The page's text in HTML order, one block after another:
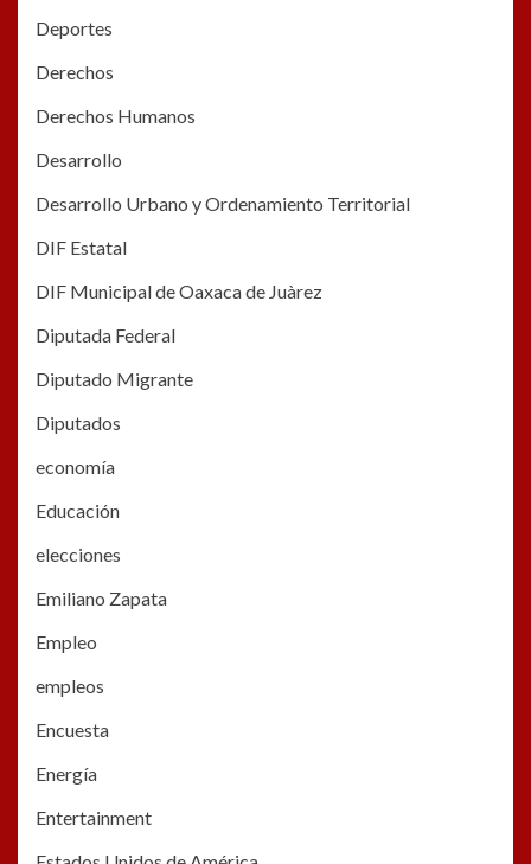
Deportes
Derechos
Derechos Humanos
Desarrollo
Desarrollo Urbano y Ordenamiento Territorial
DIF Estatal
DIF Municipal de Oaxaca de Juàrez
Diputada Federal
Diputado Migrante
Diputados
economía
Educación
elecciones
Emiliano Zapata
Empleo
empleos
Encuesta
Energía
Entertainment